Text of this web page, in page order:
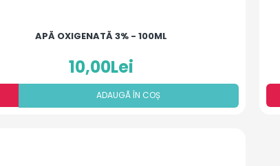
APĂ OXIGENATĂ 3% - 100ML
10,00Lei
ADAUGÃ ÎN COȘ